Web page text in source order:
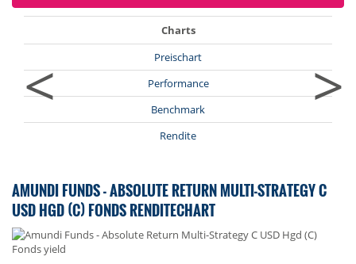
<
Charts
Preischart
Performance
Benchmark
Rendite
>
AMUNDI FUNDS - ABSOLUTE RETURN MULTI-STRATEGY C
USD HGD (C) FONDS RENDITECHART